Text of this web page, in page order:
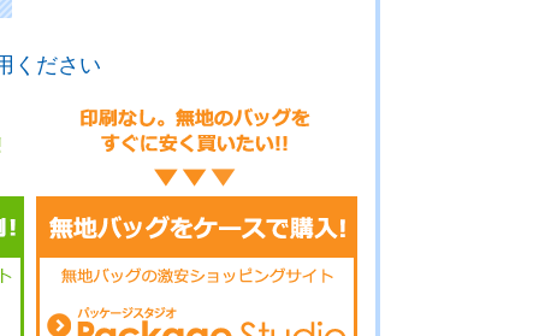
ください